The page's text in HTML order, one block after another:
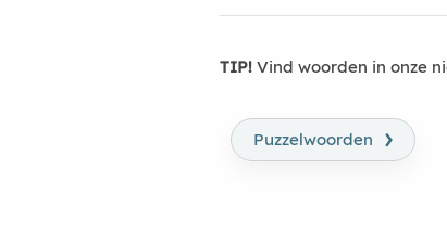
TIP! Vind woorden in onze
Puzzelwoorden ›